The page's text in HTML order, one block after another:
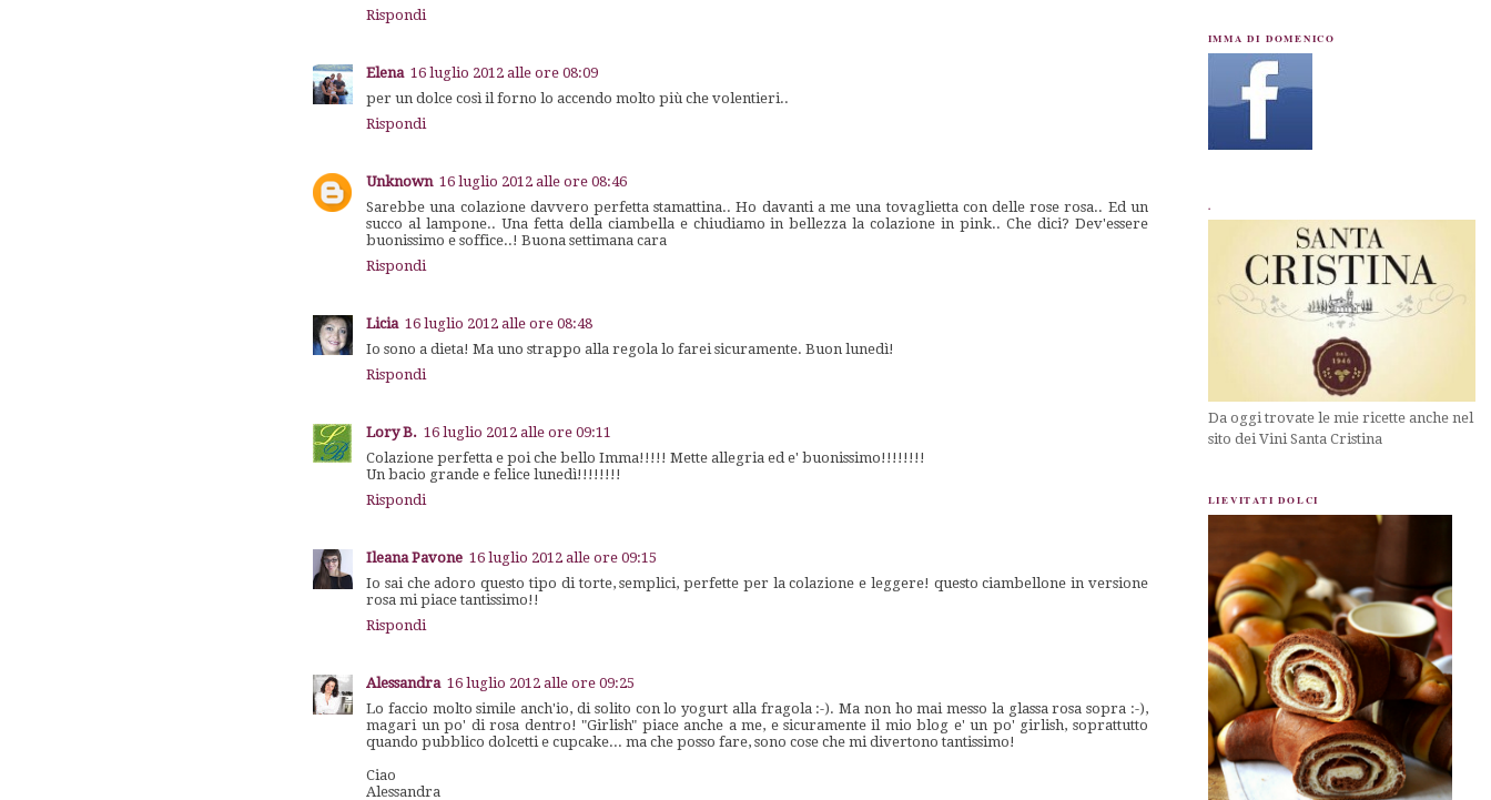
Rispondi
Elena 16 luglio 2012 alle ore 08:09
per un dolce così il forno lo accendo molto più che volentieri..
Rispondi
Unknown 16 luglio 2012 alle ore 08:46
Sarebbe una colazione davvero perfetta stamattina.. Ho davanti a me una tovaglietta con delle rose rosa.. Ed un
succo al lampone.. Una fetta della ciambella e chiudiamo in bellezza la colazione in pink.. Che dici? Dev'essere
buonissimo e soffice..! Buona settimana cara
Rispondi
Licia 16 luglio 2012 alle ore 08:48
Io sono a dieta! Ma uno strappo alla regola lo farei sicuramente. Buon lunedì!
Rispondi
Lory B. 16 luglio 2012 alle ore 09:11
Colazione perfetta e poi che bello Imma!!!!! Mette allegria ed e' buonissimo!!!!!!!!
Un bacio grande e felice lunedì!!!!!!!!
Rispondi
Ileana Pavone 16 luglio 2012 alle ore 09:15
Io sai che adoro questo tipo di torte, semplici, perfette per la colazione e leggere! questo ciambellone in versione
rosa mi piace tantissimo!!
Rispondi
Alessandra 16 luglio 2012 alle ore 09:25
Lo faccio molto simile anch'io, di solito con lo yogurt alla fragola :-). Ma non ho mai messo la glassa rosa sopra :-),
magari un po' di rosa dentro! "Girlish" piace anche a me, e sicuramente il mio blog e' un po' girlish, soprattutto
quando pubblico dolcetti e cupcake... ma che posso fare, sono cose che mi divertono tantissimo!
Ciao
Alessandra
IMMA DI DOMENICO
.
Da oggi trovate le mie ricette anche nel
sito dei Vini Santa Cristina
LIEVITATI DOLCI